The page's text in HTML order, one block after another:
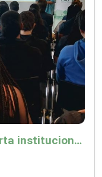
ICA Risaralda acercó su oferta institucional a productores y emprendedores en Expocamello